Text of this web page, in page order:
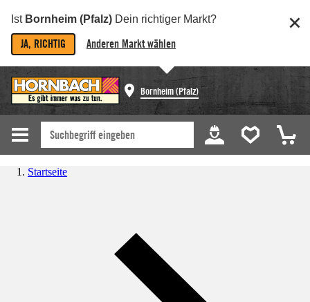
Ist Bornheim (Pfalz) Dein richtiger Markt?
JA, RICHTIG Anderen Markt wählen
Bornheim (Pfalz)
Startseite